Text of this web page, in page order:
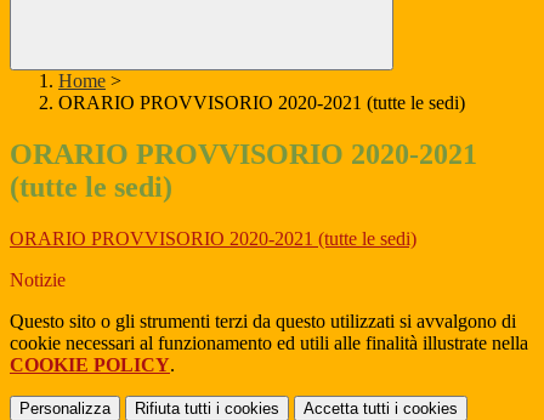
Home >
ORARIO PROVVISORIO 2020-2021 (tutte le sedi)
ORARIO PROVVISORIO 2020-2021
(tutte le sedi)
ORARIO PROVVISORIO 2020-2021 (tutte le sedi)
Notizie
Questo sito o gli strumenti terzi da questo utilizzati si avvalgono di
cookie necessari al funzionamento ed utili alle finalità illustrate nella
COOKIE POLICY.
Personalizza Rifiuta tutti i cookies Accetta tutti i cookies